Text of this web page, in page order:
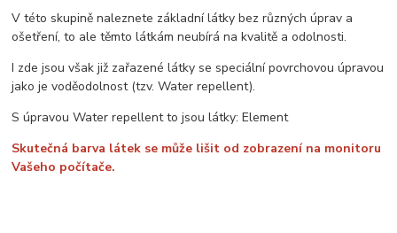
V této skupině naleznete základní látky bez různých úprav a
ošetření, to ale těmto látkám neubírá na kvalitě a odolnosti.
I zde jsou však již zařazené látky se speciální povrchovou úpravou
jako je voděodolnost (tzv. Water repellent).
S úpravou Water repellent to jsou látky: Element
Skutečná barva látek se může lišit od zobrazení na monitoru
Vašeho počítače.